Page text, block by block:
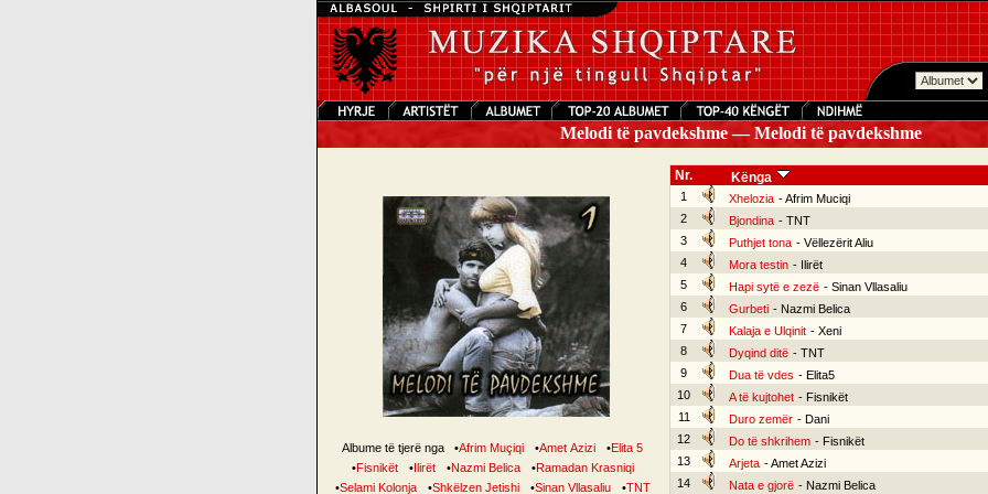
Melodi të pavdekshme — Melodi të pavdekshme
Albume të tjerë nga •Afrim Muçiqi •Amet Azizi •Elita 5
•Fisnikët •Ilirët •Nazmi Belica •Ramadan Krasniqi
•Selami Kolonja •Shkëlzen Jetishi •Sinan Vllasaliu •TNT
Nr. Kënga
1 Xhelozia - Afrim Muciqi
2
Bjondina - TNT
3
Puthjet tona - Vëllezërit Aliu
4
Mora testin - Ilirët
5
Hapi sytë e zezë - Sinan Vllasaliu
6
Gurbeti - Nazmi Belica
7
Kalaja e Ulqinit - Xeni
8
Dyqind ditë - TNT
9
Dua të vdes - Elita5
10
A të kujtohet - Fisnikët
11
Duro zemër - Dani
12
Do të shkrihem - Fisnikët
13
Arjeta - Amet Azizi
14
Nata e gjorë - Nazmi Belica